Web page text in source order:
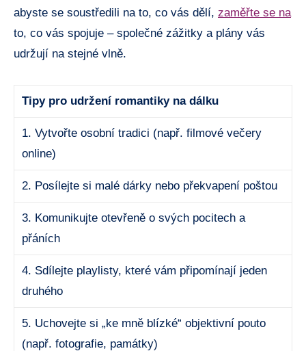
abyste se soustředili na to, co vás dělí, zaměřte se na
to, co vás spojuje – společné zážitky a plány vás
udržují na stejné vlně.
Tipy pro udržení romantiky na dálku
1. Vytvořte osobní tradici (např. filmové večery
online)
2. Posílejte si malé dárky nebo překvapení poštou
3. Komunikujte otevřeně o svých pocitech a
přáních
4. Sdílejte playlisty, které vám připomínají jeden
druhého
5. Uchovejte si „ke mně blízké“ objektivní pouto
(např. fotografie, památky)